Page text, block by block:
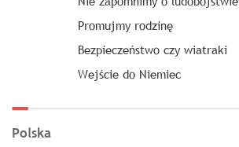
Promujmy rodzinę
Bezpieczeństwo czy wiatraki
Wejście do Niemiec
Polska